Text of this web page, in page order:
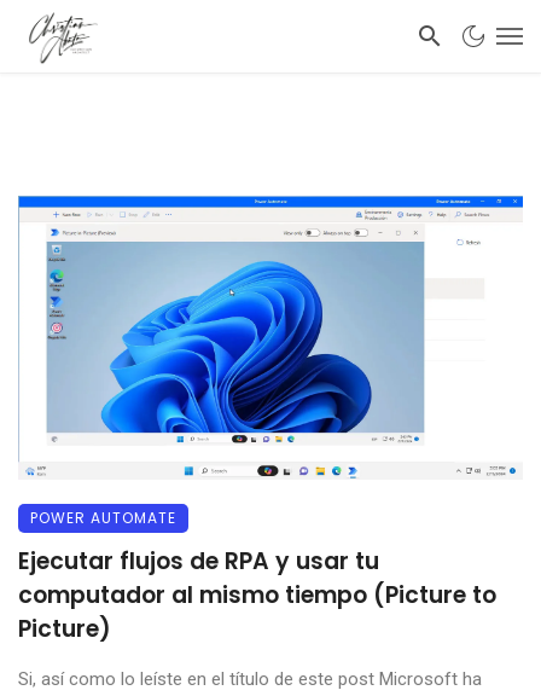
POWER AUTOMATE
Ejecutar flujos de RPA y usar tu
computador al mismo tiempo (Picture to
Picture)
Si, así como lo leíste en el título de este post Microsoft ha